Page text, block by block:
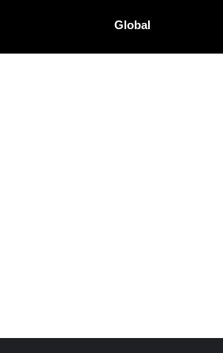
Global